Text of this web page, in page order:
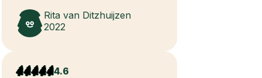
Rita van Ditzhuijzen
2022
4.6